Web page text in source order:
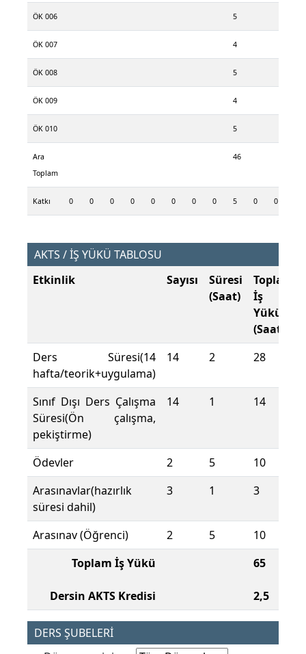
ÖK 006 5
ÖK 007 4
ÖK 008 5
ÖK 009 4
ÖK 010 5
Ara
Toplam
46
Katkı 0 0 0 0 0 0 0 0 5 0 0
AKTS / İŞ YÜKÜ TABLOSU
Etkinlik
Sayısı
Süresi
(Saat)
Toplam
İş
Yükü
(Saat)
Ders Süresi(14
hafta/teorik+uygulama)
14 2 28
Sınıf Dışı Ders Çalışma
Süresi(Ön çalışma,
pekiştirme)
14 1 14
Ödevler 2 5
10
Arasınavlar(hazırlık
süresi dahil)
3 1 3
Arasınav (Öğrenci) 2 5
10
Toplam İş Yükü
Dersin AKTS Kredisi
65
2,5
DERS ŞUBELERİ